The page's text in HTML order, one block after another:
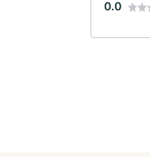
0.0